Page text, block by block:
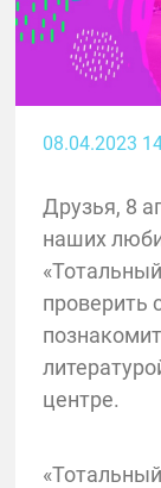
08.04.2023
Друзья, 8
наших
проверить
центре.